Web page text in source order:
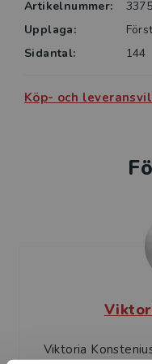
Artikelnummer:
Upplaga:
Sidantal:
144
Köp- och
Viktoria